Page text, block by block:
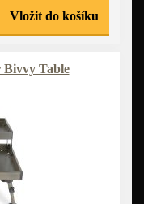
Vložit do košíku
Bivvy Table